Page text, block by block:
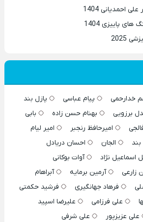
احمدیانی 1404
پاییزی 1404
2025
خدارحمی پیام عباسی
پازل بند
برزویی بهنام حسن زاده
بابی
امیرحافظ رنجبر
امیر لیام
بند الجان
احسان دریادل
اسماعیل نژاد
آوات بوکانی
زارعی آرمین برمایه
آبراهام
فرهاد جهانگیری
فرشید حکمتی
علی فرزامی
علیرضا اسپید
علی عزیزپور
علی شرفی